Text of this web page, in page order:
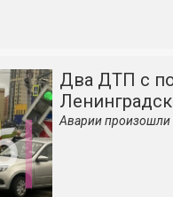
Два ДТП с
Аварии произошли